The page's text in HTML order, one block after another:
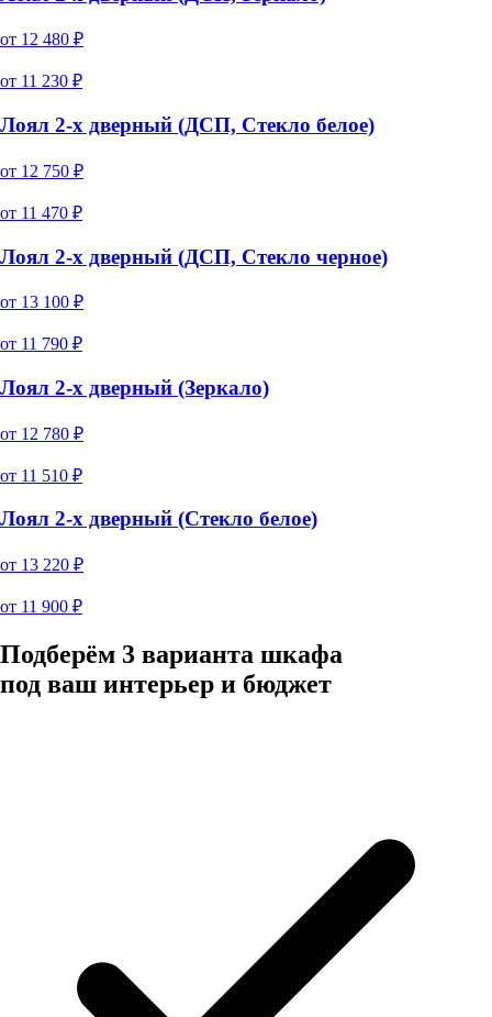
от 12 480 ₽
от 11 230 ₽
Лоял 2-х дверный (ДСП, Стекло белое)
от 12 750 ₽
от 11 470 ₽
Лоял 2-х дверный (ДСП, Стекло черное)
от 13 100 ₽
от 11 790 ₽
Лоял 2-х дверный (Зеркало)
от 12 780 ₽
от 11 510 ₽
Лоял 2-х дверный (Стекло белое)
от 13 220 ₽
от 11 900 ₽
Подберём 3 варианта шкафа
под ваш интерьер и бюджет